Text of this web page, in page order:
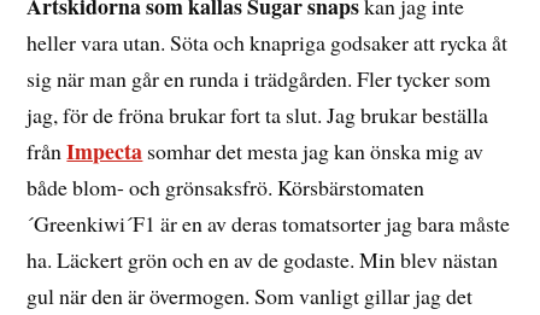
heller vara utan. Söta och knapriga godsaker att rycka åt
sig när man går en runda i trädgården. Fler tycker som
jag, för de fröna brukar fort ta slut. Jag brukar beställa
frånImpecta somhar det mesta jag kan önska mig av
både blom- och grönsaksfrö. Körsbärstomaten
´Greenkiwi´F1 är en av deras tomatsorter jag bara måste
ha. Läckert grön och en av de godaste. Min blev nästan
gul när den är övermogen. Som vanligt gillar jag det